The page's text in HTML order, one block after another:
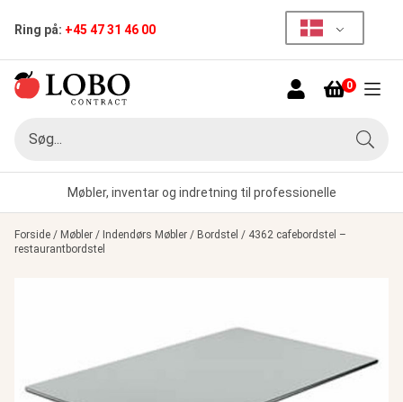
Ring på: +45 47 31 46 00
0
Menu
Søg
Møbler, inventar og indretning til professionelle
Forside / Møbler / Indendørs Møbler / Bordstel / 4362 cafebordstel –
restaurantbordstel